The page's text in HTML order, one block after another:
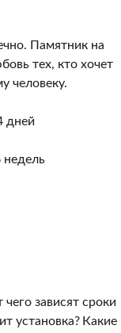
Памятник на
тех, кто хочет
человеку.
дней
недель
чего зависят сроки
установка? Какие